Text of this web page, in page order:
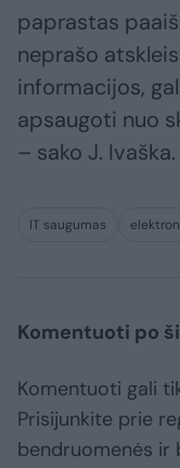
paprastas
neprašo
informacijos,
apsaugoti nuo
– sako J. Ivaška.
IT saugumas
Komentuoti po
Komentuoti gali
Prisijunkite prie
bendruomenės ir